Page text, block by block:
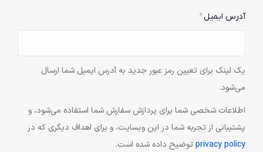
آدرس ایمیل*
یک لینک برای تعیین رمز عبور جدید به آدرس ایمیل شما ارسال
می‌شود.
اطلاعات شخصی شما برای پردازش سفارش شما استفاده می‌شود، و
پشتیبانی از تجربه شما در این وبسایت، و برای اهداف دیگری که در
privacy policyتوضیح داده شده است.